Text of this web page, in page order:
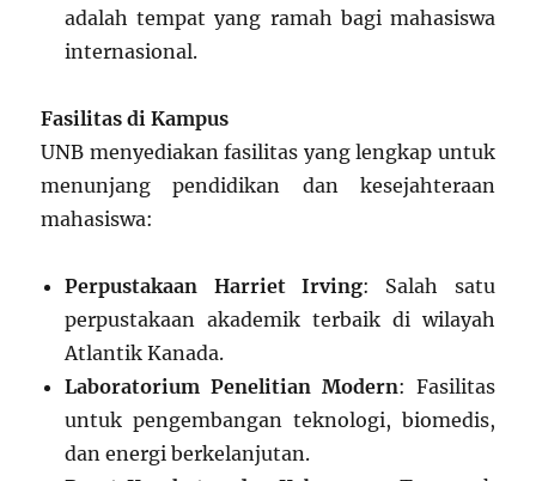
adalah tempat yang ramah bagi mahasiswa
internasional.
Fasilitas di Kampus
UNB menyediakan fasilitas yang lengkap untuk
menunjang pendidikan dan kesejahteraan
mahasiswa:
Perpustakaan Harriet Irving: Salah satu
perpustakaan akademik terbaik di wilayah
Atlantik Kanada.
Laboratorium Penelitian Modern: Fasilitas
untuk pengembangan teknologi, biomedis,
dan energi berkelanjutan.